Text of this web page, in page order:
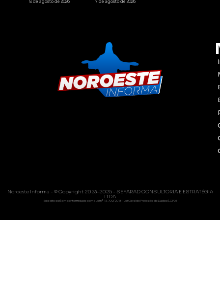
8 de agosto de 2026 7 de agosto de 2026
Noroeste Informa - © Copyright 2023-2025 - SEFARAD CONSULTORIA E ESTRATÉGIA
LTDA
Este site está em conformidade com a Lei nº 13.709/2018 - Lei Geral de Proteção de Dados (LGPD)